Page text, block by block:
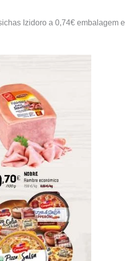
Izidoro a 0,74€ embalagem e